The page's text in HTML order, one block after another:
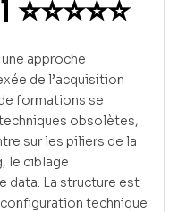
approche
de l’acquisition
formations se
obsolètes,
sur les piliers de la
le ciblage
data. La structure est
technique